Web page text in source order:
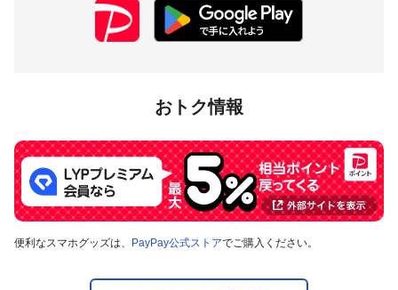
おトク情報
便利なスマホグッズは、 PayPay公式ストアでご購入ください。